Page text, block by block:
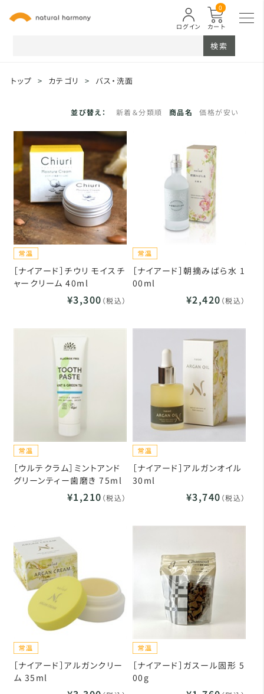
カート
0
ログイン
検索
トップ > カテゴリ > バス・洗面
並び替え： 新着＆分類順 商品名 価格が安い
［ナイアード］チウリ モイスチ
ャークリーム 40ml
¥3,300 （税込）
［ナイアード］朝摘みばら水 1
00ml
¥2,420 （税込）
［ウルテクラム］ミントアンド
グリーンティー歯磨き 75ml
¥1,210 （税込）
［ナイアード］アルガンオイル
30ml
¥3,740 （税込）
［ナイアード］アルガンクリー
ム 35ml
［ナイアード］ガスール固形 5
00g